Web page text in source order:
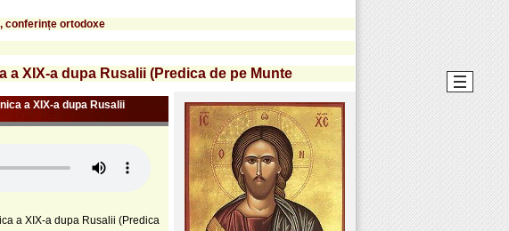
conferințe ortodoxe
a XIX-a dupa Rusalii (Predica de pe Munte
a XIX-a dupa Rusalii
a XIX-a dupa Rusalii (Predica